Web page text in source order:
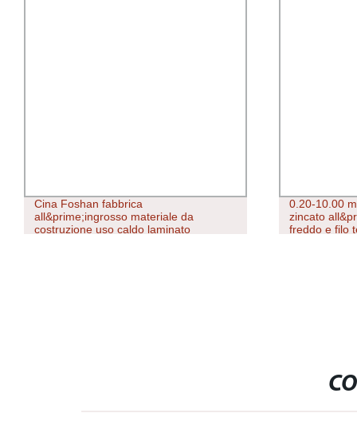
Cina Foshan fabbrica
all&prime;ingrosso materiale da
costruzione uso caldo laminato
0.20-10.00
zincato
freddo e filo